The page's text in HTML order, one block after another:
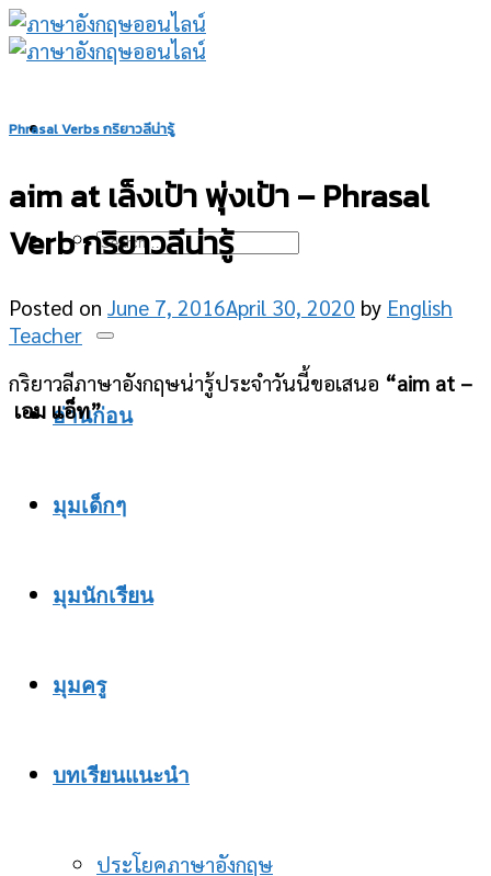
Skip
to
อ่านก่อน
มุมเด็กๆ
มุมนักเรียน
มุมครู
บทเรียนแนะนำ
ประโยคภาษาอังกฤษ
Phrasal Verbs กริยาวลีน่ารู้
aim at เล็งเป้า พุ่งเป้า – Phrasal
Verb กริยาวลีน่ารู้
Posted on June 7, 2016April 30, 2020 by English
Teacher
กริยาวลีภาษาอังกฤษน่ารู้ประจำวันนี้ขอเสนอ “aim at –
เอม แอ็ท”